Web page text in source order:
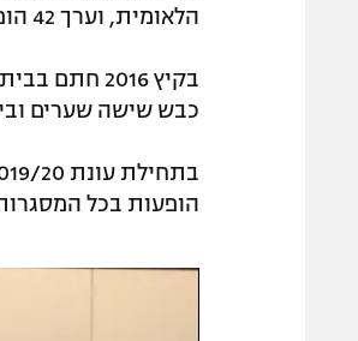
הלאומית, וערך 42 הופעות ליגה בהן כבש 13 שערים.
כבש שישה שערים
הופעות בכל המסגרות, בהן כבש 17